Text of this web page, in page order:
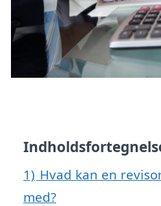
1) Hvad kan en
med?